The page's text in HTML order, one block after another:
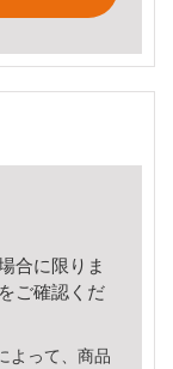
合に限りま
をご確認くだ
よって、商品